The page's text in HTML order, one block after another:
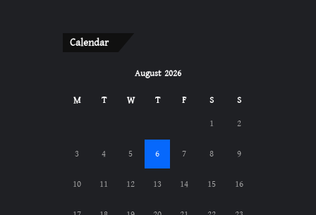
Calendar
August 2026
M T W T F S
S
1
2
3 4 5 6 7 8 9
10 11 12 13 14 15 16